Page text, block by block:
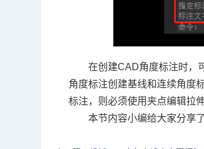
在创建CAD角度标注时，
角度标注创建基线和连续角度
标注，则必须使用夹点编辑拉
本节内容小编给大家分享